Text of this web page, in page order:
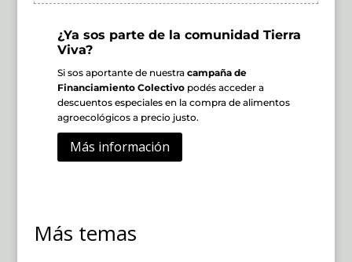
¿Ya sos parte de la comunidad Tierra
Viva?
Si sos aportante de nuestra campaña de
Financiamiento Colectivopodés acceder a
descuentos especiales en la compra de alimentos
agroecológicos a precio justo.
Más información
Más temas